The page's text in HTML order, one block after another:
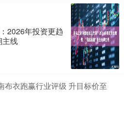
2026年投资更趋
主线
布衣跑赢行业评级 升目标价至